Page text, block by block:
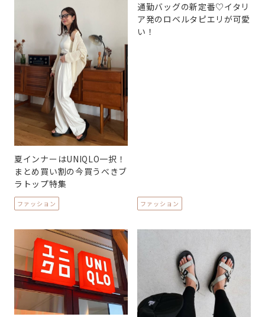
夏インナーはUNIQLO一択！
まとめ買い割の今買うべきブ
ラトップ特集
ファッション
通勤バッグの新定番♡イタリ
ア発のロベルタピエリが可愛
い！
ファッション